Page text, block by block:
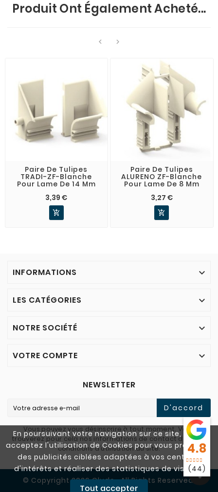
En poursuivant votre navigation sur ce site, vous
acceptez l'utilisation de Cookies pour vous proposer
des publicités ciblées adaptées à vos centres
d'intérêts et réaliser des statistiques de visites.
Tout accepter
Produit Ont Également Acheté...
 
Paire De Tulipes
TRADI-ZF-Blanche
Pour Lame De 14 Mm
3,39 €

Paire De Tulipes
ALURENO ZF-Blanche
Pour Lame De 8 Mm
3,27 €

INFORMATIONS 
LES CATÉGORIES 
NOTRE SOCIÉTÉ 
VOTRE COMPTE 
NEWSLETTER
D'accord
Vous pouvez vous désinscrire à tout moment. Vous
trouverez pour cela nos informations de contact dans les
conditions d'utilisation du site.
© Copyright 2026 Cludo . All Rights Reserved.
4.8
(44)